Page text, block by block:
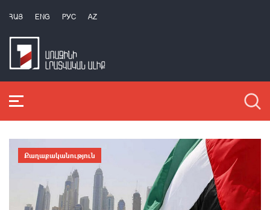
ՀԱՅ ENG РУС AZ
Քաղաքականություն